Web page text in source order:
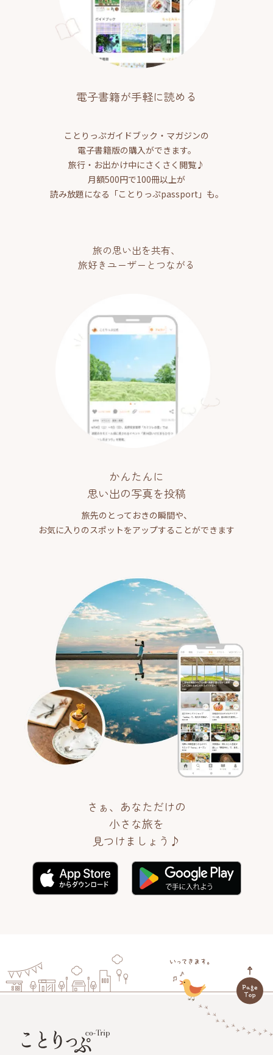
電子書籍が手軽に読める
ことりっぷガイドブック・マガジンの
電子書籍版の購入ができます。
旅行・お出かけ中にさくさく閲覧♪
月額500円で100冊以上が
読み放題になる「ことりっぷpassport」も。
旅の思い出を共有、
旅好きユーザーとつながる
かんたんに
思い出の写真を投稿
旅先のとっておきの瞬間や、
お気に入りのスポットをアップすることができます
さぁ、あなただけの
小さな旅を
見つけましょう♪